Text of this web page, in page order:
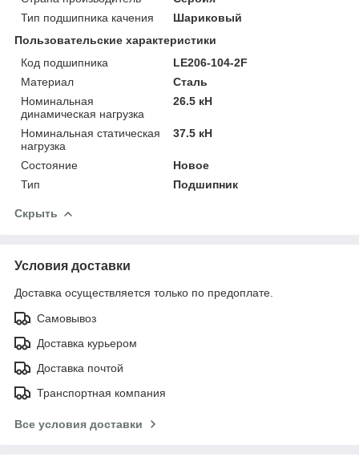
Тип подшипника качения
Шариковый
Пользовательские характеристики
Код подшипника
LE206-104-2F
Материал
Сталь
Номинальная
динамическая нагрузка
26.5 кН
Номинальная статическая
нагрузка
37.5 кН
Состояние
Новое
Тип
Подшипник
Скрыть
Условия доставки
Доставка осуществляется только по предоплате.
Самовывоз
Доставка курьером
Доставка почтой
Транспортная компания
Все условия доставки